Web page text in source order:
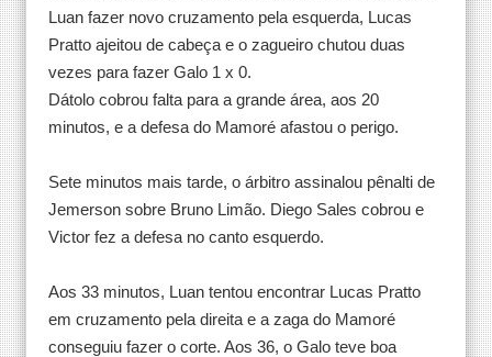
Luan fazer novo cruzamento pela esquerda, Lucas
Pratto ajeitou de cabeça e o zagueiro chutou duas
vezes para fazer Galo 1 x 0.
Dátolo cobrou falta para a grande área, aos 20
minutos, e a defesa do Mamoré afastou o perigo.
Sete minutos mais tarde, o árbitro assinalou pênalti de
Jemerson sobre Bruno Limão. Diego Sales cobrou e
Victor fez a defesa no canto esquerdo.
Aos 33 minutos, Luan tentou encontrar Lucas Pratto
em cruzamento pela direita e a zaga do Mamoré
conseguiu fazer o corte. Aos 36, o Galo teve boa